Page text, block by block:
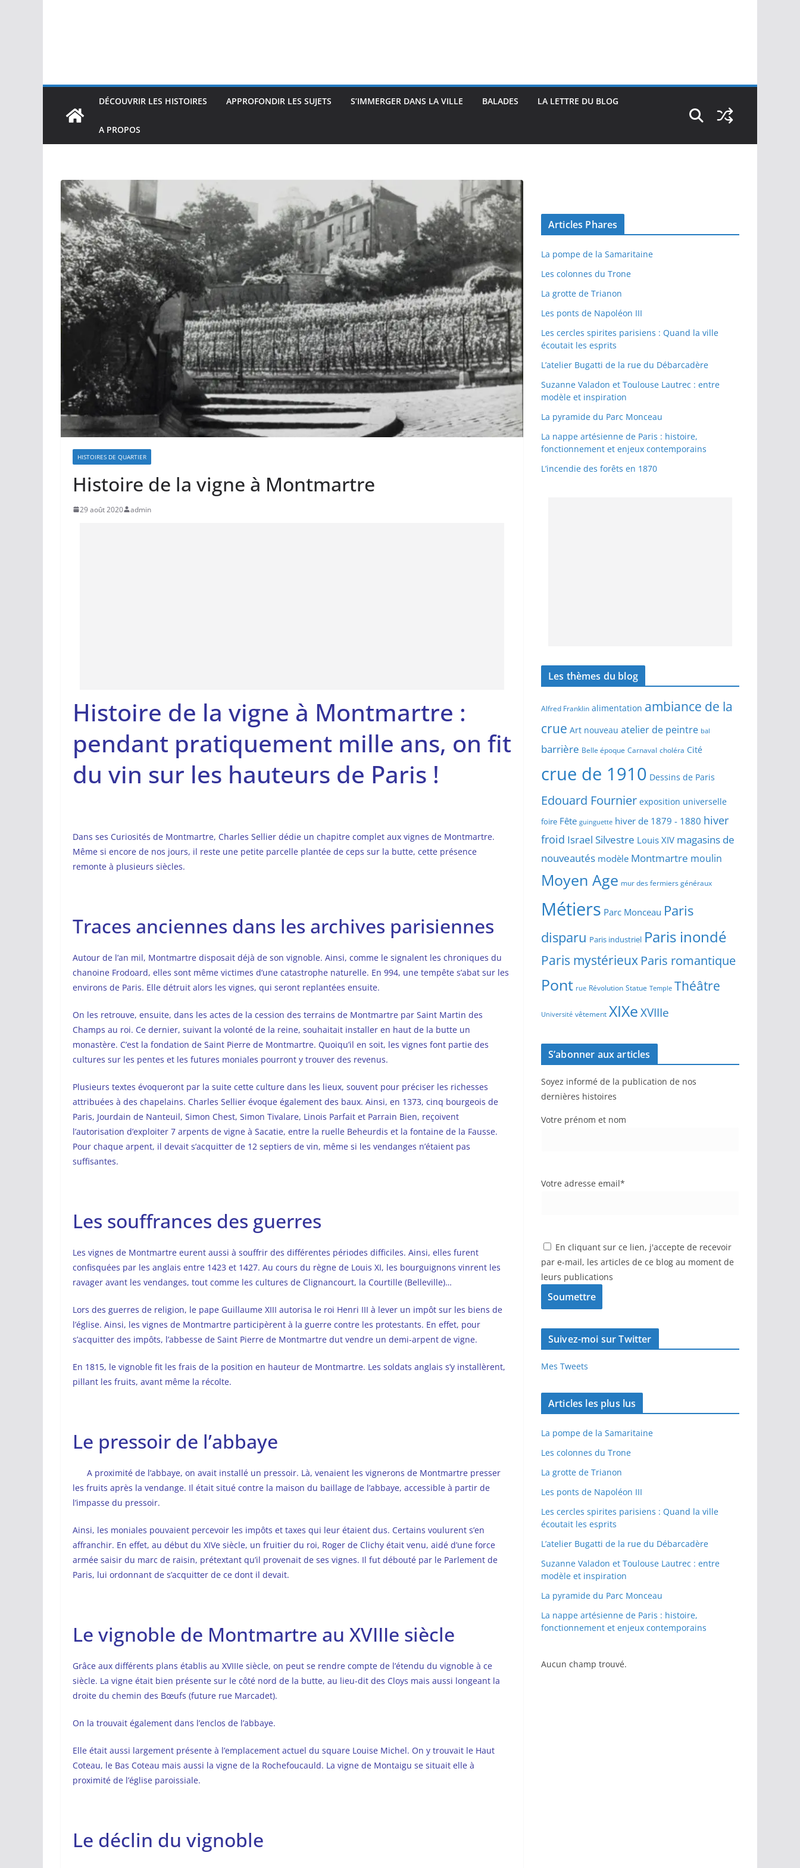
DÉCOUVRIR LES HISTOIRES APPROFONDIR LES SUJETS S’IMMERGER DANS LA VILLE BALADES LA LETTRE DU BLOG
A PROPOS
HISTOIRES DE QUARTIER
Histoire de la vigne à Montmartre
29 août 2020 admin
Histoire de la vigne à Montmartre :
pendant pratiquement mille ans, on fit
du vin sur les hauteurs de Paris !
Dans ses Curiosités de Montmartre, Charles Sellier dédie un chapitre complet aux vignes de Montmartre.
Même si encore de nos jours, il reste une petite parcelle plantée de ceps sur la butte, cette présence
remonte à plusieurs siècles.
Traces anciennes dans les archives parisiennes
Autour de l’an mil, Montmartre disposait déjà de son vignoble. Ainsi, comme le signalent les chroniques du
chanoine Frodoard, elles sont même victimes d’une catastrophe naturelle. En 994, une tempête s’abat sur les
environs de Paris. Elle détruit alors les vignes, qui seront replantées ensuite.
On les retrouve, ensuite, dans les actes de la cession des terrains de Montmartre par Saint Martin des
Champs au roi. Ce dernier, suivant la volonté de la reine, souhaitait installer en haut de la butte un
monastère. C’est la fondation de Saint Pierre de Montmartre. Quoiqu’il en soit, les vignes font partie des
cultures sur les pentes et les futures moniales pourront y trouver des revenus.
Plusieurs textes évoqueront par la suite cette culture dans les lieux, souvent pour préciser les richesses
attribuées à des chapelains. Charles Sellier évoque également des baux. Ainsi, en 1373, cinq bourgeois de
Paris, Jourdain de Nanteuil, Simon Chest, Simon Tivalare, Linois Parfait et Parrain Bien, reçoivent
l’autorisation d’exploiter 7 arpents de vigne à Sacatie, entre la ruelle Beheurdis et la fontaine de la Fausse.
Pour chaque arpent, il devait s’acquitter de 12 septiers de vin, même si les vendanges n’étaient pas
suffisantes.
Les souffrances des guerres
Les vignes de Montmartre eurent aussi à souffrir des différentes périodes difficiles. Ainsi, elles furent
confisquées par les anglais entre 1423 et 1427. Au cours du règne de Louis XI, les bourguignons vinrent les
ravager avant les vendanges, tout comme les cultures de Clignancourt, la Courtille (Belleville)…
Lors des guerres de religion, le pape Guillaume XIII autorisa le roi Henri III à lever un impôt sur les biens de
l’église. Ainsi, les vignes de Montmartre participèrent à la guerre contre les protestants. En effet, pour
s’acquitter des impôts, l’abbesse de Saint Pierre de Montmartre dut vendre un demi-arpent de vigne.
En 1815, le vignoble fit les frais de la position en hauteur de Montmartre. Les soldats anglais s’y installèrent,
pillant les fruits, avant même la récolte.
Le pressoir de l’abbaye
A proximité de l’abbaye, on avait installé un pressoir. Là, venaient les vignerons de Montmartre presser
les fruits après la vendange. Il était situé contre la maison du baillage de l’abbaye, accessible à partir de
l’impasse du pressoir.
Ainsi, les moniales pouvaient percevoir les impôts et taxes qui leur étaient dus. Certains voulurent s’en
affranchir. En effet, au début du XIVe siècle, un fruitier du roi, Roger de Clichy était venu, aidé d’une force
armée saisir du marc de raisin, prétextant qu’il provenait de ses vignes. Il fut débouté par le Parlement de
Paris, lui ordonnant de s’acquitter de ce dont il devait.
Le vignoble de Montmartre au XVIIIe siècle
Grâce aux différents plans établis au XVIIIe siècle, on peut se rendre compte de l’étendu du vignoble à ce
siècle. La vigne était bien présente sur le côté nord de la butte, au lieu-dit des Cloys mais aussi longeant la
droite du chemin des Bœufs (future rue Marcadet).
On la trouvait également dans l’enclos de l’abbaye.
Elle était aussi largement présente à l’emplacement actuel du square Louise Michel. On y trouvait le Haut
Coteau, le Bas Coteau mais aussi la vigne de la Rochefoucauld. La vigne de Montaigu se situait elle à
proximité de l’église paroissiale.
Le déclin du vignoble
Articles Phares
La pompe de la Samaritaine
Les colonnes du Trone
La grotte de Trianon
Les ponts de Napoléon III
Les cercles spirites parisiens : Quand la ville
écoutait les esprits
L’atelier Bugatti de la rue du Débarcadère
Suzanne Valadon et Toulouse Lautrec : entre
modèle et inspiration
La pyramide du Parc Monceau
La nappe artésienne de Paris : histoire,
fonctionnement et enjeux contemporains
L’incendie des forêts en 1870
Les thèmes du blog
Alfred Franklin alimentation ambiance de la
crue Art nouveau atelier de peintre bal
barrière Belle époque Carnaval choléra Cité
crue de 1910 Dessins de Paris
Edouard Fournier exposition universelle
foire Fête guinguette hiver de 1879 - 1880 hiver
froid Israel Silvestre Louis XIV magasins de
nouveautés modèle Montmartre moulin
Moyen Age mur des fermiers généraux
Métiers Parc Monceau Paris
disparu Paris industriel Paris inondé
Paris mystérieux Paris romantique
Pont rue Révolution Statue Temple Théâtre
Université vêtement XIXeXVIIIe
S’abonner aux articles
Soyez informé de la publication de nos
dernières histoires
Votre prénom et nom
Votre adresse email*
En cliquant sur ce lien, j'accepte de recevoir
par e-mail, les articles de ce blog au moment de
leurs publications
Suivez-moi sur Twitter
Mes Tweets
Articles les plus lus
La pompe de la Samaritaine
Les colonnes du Trone
La grotte de Trianon
Les ponts de Napoléon III
Les cercles spirites parisiens : Quand la ville
écoutait les esprits
L’atelier Bugatti de la rue du Débarcadère
Suzanne Valadon et Toulouse Lautrec : entre
modèle et inspiration
La pyramide du Parc Monceau
La nappe artésienne de Paris : histoire,
fonctionnement et enjeux contemporains
Aucun champ trouvé.